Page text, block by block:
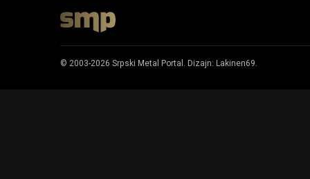
© 2003-2026 Srpski Metal Portal. Dizajn: Lakinen69.